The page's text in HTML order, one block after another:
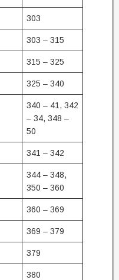
303
303 – 315
315 – 325
325 – 340
340 – 41, 342
– 34, 348 –
50
341 – 342
344 – 348,
350 – 360
360 – 369
369 – 379
379
380